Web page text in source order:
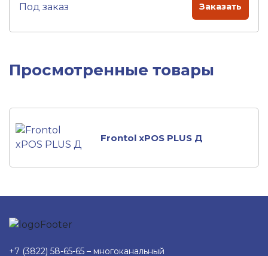
Под заказ Заказать
Просмотренные товары
Frontol xPOS PLUS Д
+7 (3822) 58-65-65 – многоканальный